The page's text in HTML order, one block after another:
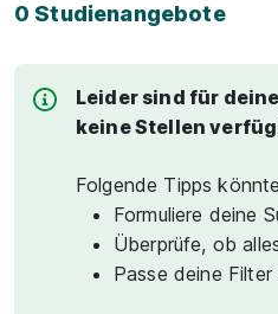
0 Studienangebote
Leider sind für
keine Stellen
Folgende Tipps
Formuliere deine
Überprüfe, ob
Passe deine Filter